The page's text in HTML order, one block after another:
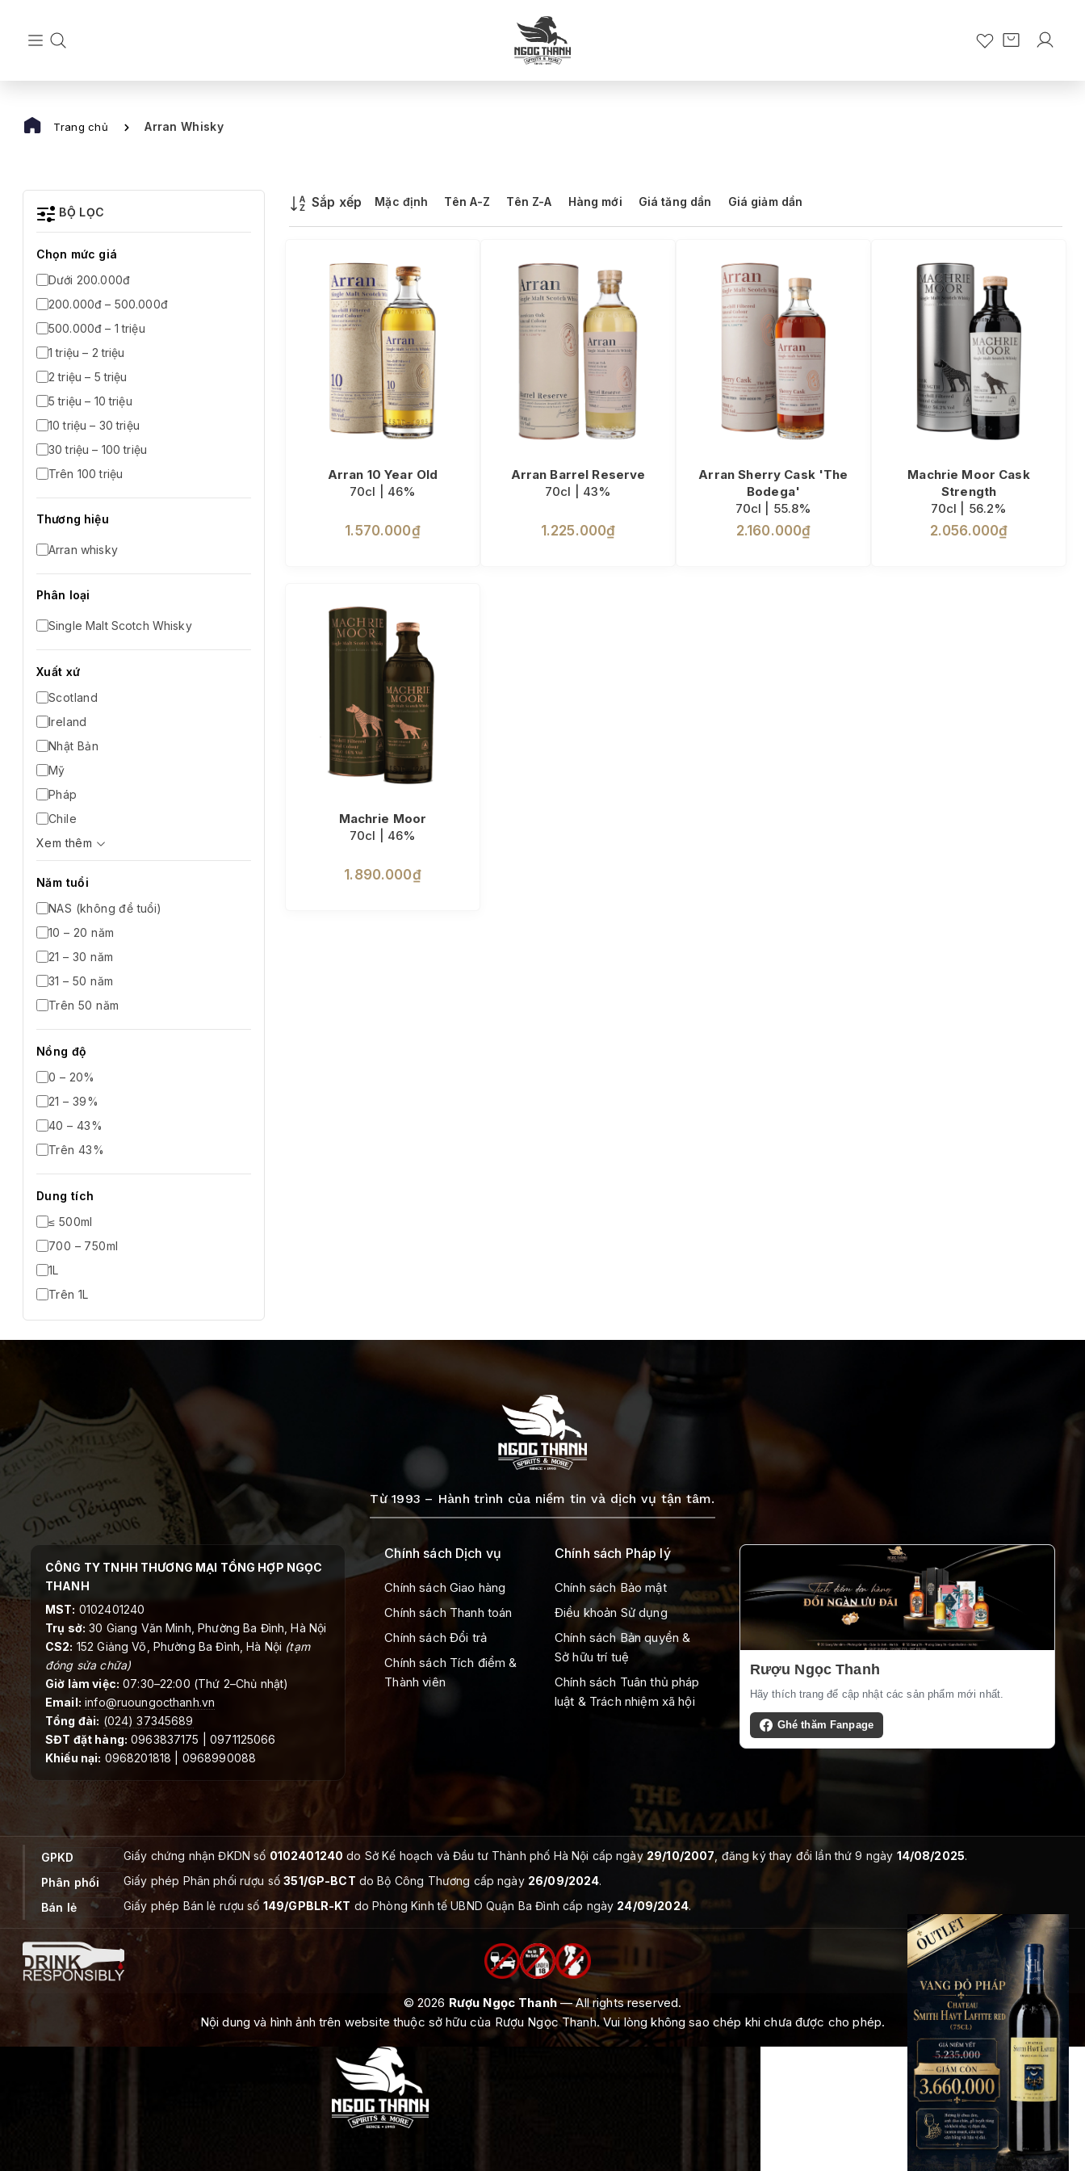
Trang chủ Arran Whisky
BỘ LỌC
Chọn mức giá
Dưới 200.000đ
200.000đ – 500.000đ
500.000đ – 1 triệu
1 triệu – 2 triệu
2 triệu – 5 triệu
5 triệu – 10 triệu
10 triệu – 30 triệu
30 triệu – 100 triệu
Trên 100 triệu
Thương hiệu
Arran whisky
Phân loại
Single Malt Scotch Whisky
Xuất xứ
Scotland
Ireland
Nhật Bản
Mỹ
Pháp
Chile
Xem thêm
Năm tuổi
NAS (không đề tuổi)
10 – 20 năm
21 – 30 năm
31 – 50 năm
Trên 50 năm
Nồng độ
0 – 20%
21 – 39%
40 – 43%
Trên 43%
Dung tích
≤ 500ml
700 – 750ml
1L
Trên 1L
Sắp xếp Mặc định Tên A-Z Tên Z-A Hàng mới Giá tăng dần Giá giảm dần
Arran 10 Year Old
70cl | 46%
1.570.000₫
Arran Barrel Reserve
70cl | 43%
1.225.000₫
Arran Sherry Cask 'The
Bodega'
70cl | 55.8%
2.160.000₫
Machrie Moor Cask
Strength
70cl | 56.2%
2.056.000₫
Machrie Moor
70cl | 46%
1.890.000₫
Từ 1993 – Hành trình của niềm tin và dịch vụ tận tâm.
CÔNG TY TNHH THƯƠNG MẠI TỔNG HỢP NGỌC
THANH
MST: 0102401240
Trụ sở: 30 Giang Văn Minh, Phường Ba Đình, Hà Nội
CS2: 152 Giảng Võ, Phường Ba Đình, Hà Nội (tạm
đóng sửa chữa)
Giờ làm việc: 07:30–22:00 (Thứ 2–Chủ nhật)
Email: info@ruoungocthanh.vn
Tổng đài: (024) 37345689
SĐT đặt hàng: 0963837175 | 0971125066
Khiếu nại: 0968201818 | 0968990088
Chính sách Dịch vụ
Chính sách Giao hàng
Chính sách Thanh toán
Chính sách Đổi trả
Chính sách Tích điểm &
Thành viên
Chính sách Pháp lý
Chính sách Bảo mật
Điều khoản Sử dụng
Chính sách Bản quyền &
Sở hữu trí tuệ
Chính sách Tuân thủ pháp
luật & Trách nhiệm xã hội
Rượu Ngọc Thanh
Hãy thích trang để cập nhật các sản phẩm mới nhất.
Ghé thăm Fanpage
GPKD Giấy chứng nhận ĐKDN số 0102401240 do Sở Kế hoạch và Đầu tư Thành phố Hà Nội cấp ngày29/10/2007 , đăng ký thay đổi lần thứ 9 ngày 14/08/2025.
Phân phối
Giấy phép Phân phối rượu số351/GP-BCT do Bộ Công Thương cấp ngày 26/09/2024.
Bán lẻ
Giấy phép Bán lẻ rượu số 149/GPBLR-KT do Phòng Kinh tế UBND Quận Ba Đình cấp ngày 24/09/2024.
© 2026 Rượu Ngọc Thanh— All rights reserved.
Nội dung và hình ảnh trên website thuộc sở hữu của Rượu Ngọc Thanh. Vui lòng không sao chép khi chưa được cho phép.